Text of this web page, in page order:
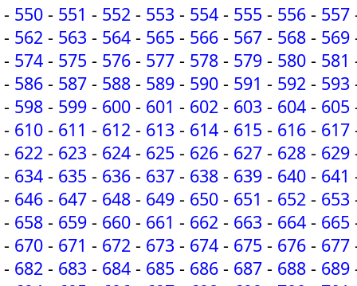
- 550 - 551 - 552 - 553 - 554 - 555 - 556 - 557
- 562 - 563 - 564 - 565 - 566 - 567 - 568 - 569
- 574 - 575 - 576 - 577 - 578 - 579 - 580 - 581
- 586 - 587 - 588 - 589 - 590 - 591 - 592 - 593
- 598 - 599 - 600 - 601 - 602 - 603 - 604 - 605
- 610 - 611 - 612 - 613 - 614 - 615 - 616 - 617
- 622 - 623 - 624 - 625 - 626 - 627 - 628 - 629
- 634 - 635 - 636 - 637 - 638 - 639 - 640 - 641
- 646 - 647 - 648 - 649 - 650 - 651 - 652 - 653
- 658 - 659 - 660 - 661 - 662 - 663 - 664 - 665
- 670 - 671 - 672 - 673 - 674 - 675 - 676 - 677
- 682 - 683 - 684 - 685 - 686 - 687 - 688 - 689